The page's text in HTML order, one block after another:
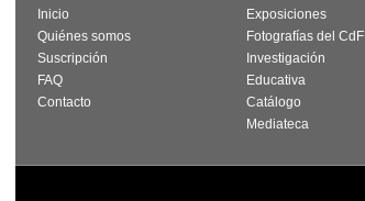
Inicio
Quiénes somos
Suscripción
FAQ
Contacto
Exposiciones
Fotografías del CdF
Investigación
Educativa
Catálogo
Mediateca